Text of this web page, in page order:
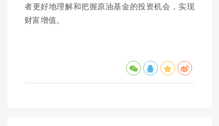
者更好地理解和把握原油基金的投资机会，实现
财富增值。